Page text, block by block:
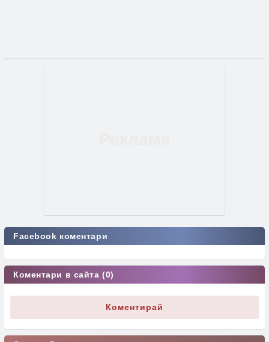
Facebook коментари
Коментари в сайта (0)
Коментирай